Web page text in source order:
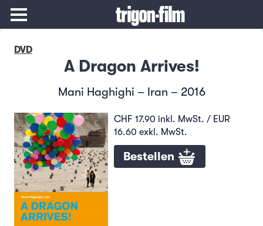
DVD
A Dragon Arrives!
Mani Haghighi – Iran – 2016
CHF 17.90 inkl. MwSt. / EUR
16.60 exkl. MwSt.
Bestellen